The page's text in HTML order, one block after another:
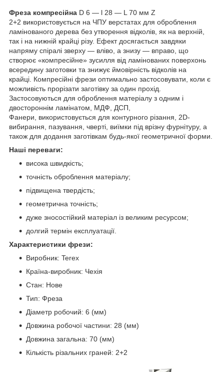
Фреза компресійна D 6 — l 28 — L 70 мм Z
2+2 використовується на ЧПУ верстатах для оброблення
ламінованого дерева без утворення відколів, як на верхній,
так і на нижній крайці різу. Ефект досягається завдяки
напряму спіралі зверху — вліво, а знизу — вправо, що
створює «компресійне» зусилля від ламінованих поверхонь
всередину заготовки та знижує ймовірність відколів на
крайці. Компресійні фрези оптимально застосовувати, коли є
можливість прорізати заготівку за один прохід.
Застосовуються для оброблення матеріалу з одним і
двостороннім ламінатом, МДФ, ДСП,
Фанери, використовується для контурного різання, 2D-
вибирання, пазування, чверті, виїмки під врізну фурнітуру, а
також для додання заготівкам будь-якої геометричної форми.
Наші переваги:
висока швидкість;
точність оброблення матеріалу;
підвищена твердість;
геометрична точність;
дуже зносостійкий матеріал із великим ресурсом;
долгий термін експлуатації.
Характеристики фрези:
Виробник: Terex
Країна-виробник: Чехія
Стан: Нове
Тип: Фреза
Діаметр робочий: 6 (мм)
Довжина робочої частини: 28 (мм)
Довжина загальна: 70 (мм)
Кількість різальних граней: 2+2